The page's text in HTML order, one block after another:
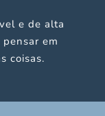
e de alta
em
coisas.